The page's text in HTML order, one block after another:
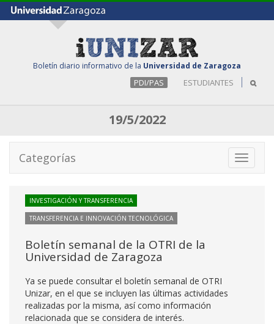
Boletín diario informativo de la Universidad de Zaragoza
PDI/PAS ESTUDIANTES
19/5/2022
Toggle
Categorías
INVESTIGACIÓN Y TRANSFERENCIA
TRANSFERENCIA E INNOVACIÓN TECNOLÓGICA
Boletín semanal de la OTRI de la
Universidad de Zaragoza
Ya se puede consultar el boletín semanal de OTRI
Unizar, en el que se incluyen las últimas actividades
realizadas por la misma, así como información
relacionada que se considera de interés.